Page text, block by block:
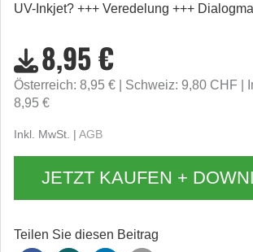
UV-Inkjet? +++ Veredelung +++
8,95 €
Österreich: 8,95 € Schweiz: 9,80 CHF
8,95 €
Inkl. MwSt. | AGB
JETZT KAUFEN +
Teilen Sie diesen Beitrag